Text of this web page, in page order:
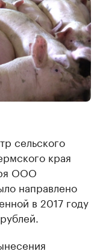
сельского
края
ООО
направлено
в 2017 году